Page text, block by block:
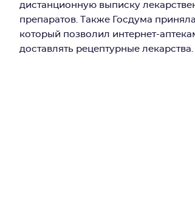
дистанционную выписку
препаратов. Также Госдума
который позволил интернет-
доставлять рецептурные лекарства.